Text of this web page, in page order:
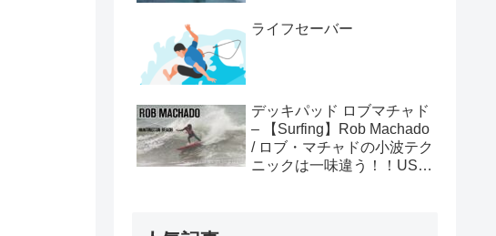
ライフセーバー
デッキパッド ロブマチャド
– 【Surfing】Rob Machado
/ ロブ・マチャドの小波テク
ニックは一味違う！！USオ